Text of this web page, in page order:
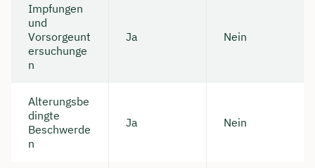
Impfungen
und
Vorsorgeunt
ersuchunge
n
Ja Nein
Alterungsbe
dingte
Beschwerde
n
Ja Nein